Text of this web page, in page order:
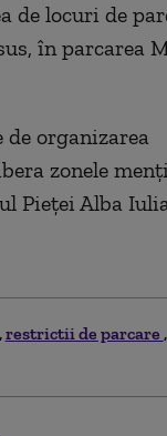
de locuri de
în parcarea
organizarea
zonele
Pieței Alba
restrictii de parcare